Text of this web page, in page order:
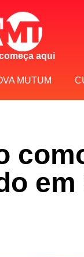
aqui
MUTUM